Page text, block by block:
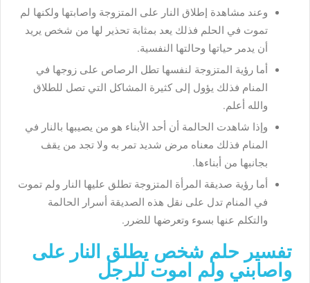
وعند مشاهدة إطلاق النار على المتزوجة واصابتها ولكنها لم
تموت في الحلم فذلك يعد بمثابة تحذير لها من شخص يريد
أن يدمر حياتها وحالتها النفسية.
أما رؤية المتزوجة لنفسها تطل الرصاص على زوجها في
المنام فذلك يؤول إلى كثيرة المشاكل التي تصل للطلاق
والله أعلم.
وإذا شاهدت الحالمة أن أحد الأبناء هو من يصيبها بالنار في
المنام فذلك معناه مرض شديد تمر به ولا تجد من يقف
بجانبها من أبناءها.
أما رؤية صديقة المرأة المتزوجة تطلق عليها النار ولم تموت
في المنام تدل على نقل هذه الصديقة أسرار الحالمة
والتكلم عنها بسوء وتعرضها للضرر.
تفسير حلم شخص يطلق النار على
واصابني ولم اموت للرجل